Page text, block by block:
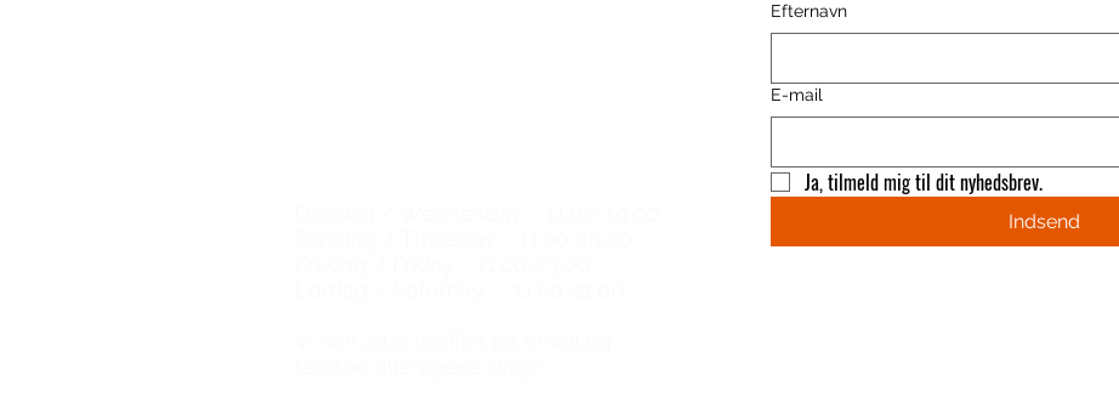
Efternavn
E-mail
Ja, tilmeld mig til dit nyhedsbrev.
Indsend